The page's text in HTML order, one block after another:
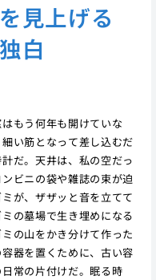
見上げる
白
もう何年も開けていな
い筋となって差し込むだ
だ。天井は、私の空だっ
ビニの袋や雑誌の束が迫
が、ザザッと音を立てて
の墓場で生き埋めになる
の山をかき分けて作った
器を置くために、古い容
常の片付けだ。眠る時